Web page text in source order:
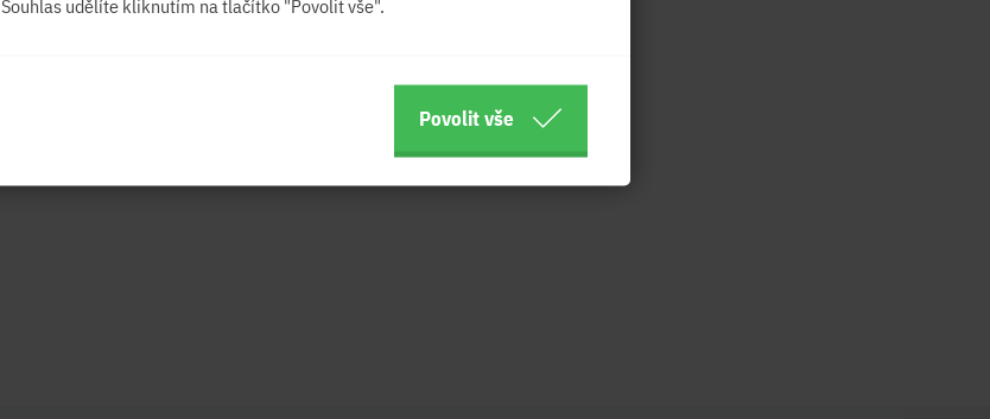
Souhlas udělíte kliknutím na tlačítko "Povolit vše".
Povolit vše